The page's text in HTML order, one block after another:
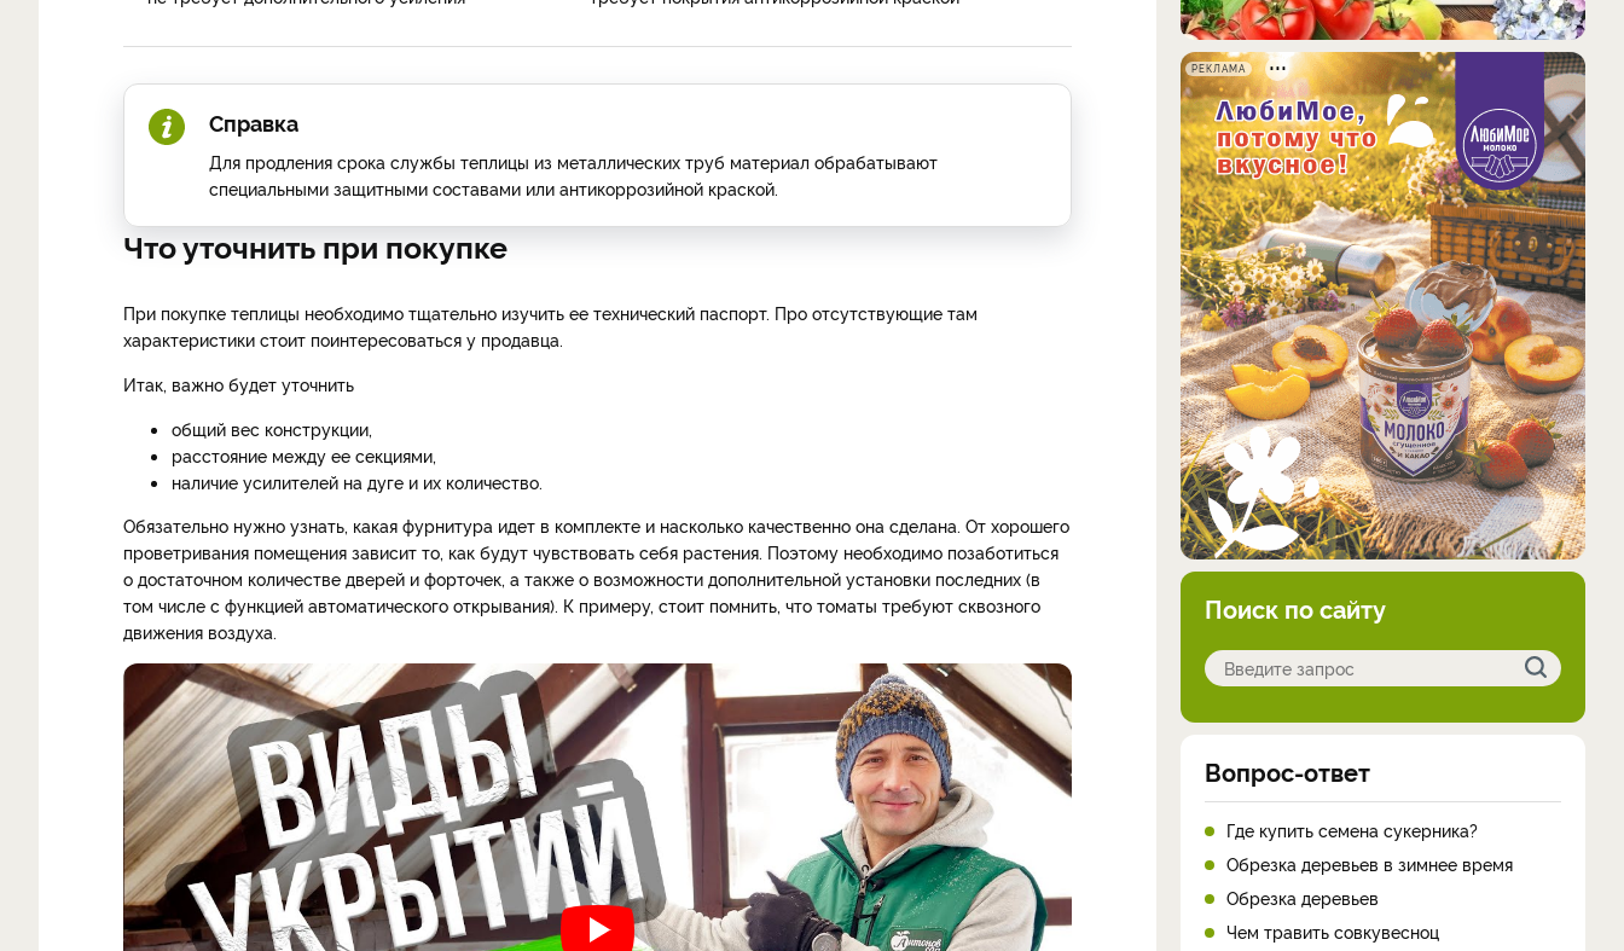
Справка
Для продления срока службы теплицы из металлических труб материал обрабатывают
специальными защитными составами или антикоррозийной краской.
Что уточнить при покупке
При покупке теплицы необходимо тщательно изучить ее технический паспорт. Про отсутствующие там
характеристики стоит поинтересоваться у продавца.
Итак, важно будет уточнить
общий вес конструкции,
расстояние между ее секциями,
наличие усилителей на дуге и их количество.
Обязательно нужно узнать, какая фурнитура идет в комплекте и насколько качественно она сделана. От хорошего
проветривания помещения зависит то, как будут чувствовать себя растения. Поэтому необходимо позаботиться
о достаточном количестве дверей и форточек, а также о возможности дополнительной установки последних (в
том числе с функцией автоматического открывания). К примеру, стоит помнить, что томаты требуют сквозного
движения воздуха.
РЕКЛАМА
Поиск по сайту
Вопрос-ответ
Где купить семена сукерника?
Обрезка деревьев в зимнее время
Обрезка деревьев
Чем травить совкувесноц